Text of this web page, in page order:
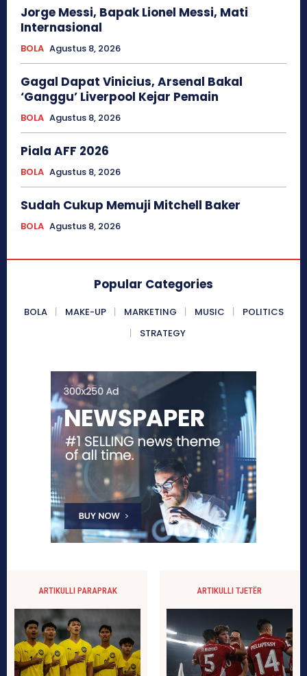
Jorge Messi, Bapak Lionel Messi, Mati
Internasional
BOLA Agustus 8, 2026
Gagal Dapat Vinicius, Arsenal Bakal
‘Ganggu’ Liverpool Kejar Pemain
BOLA Agustus 8, 2026
Piala AFF 2026
BOLA Agustus 8, 2026
Sudah Cukup Memuji Mitchell Baker
BOLA Agustus 8, 2026
Popular Categories
BOLA MAKE-UP MARKETING MUSIC
POLITICS
STRATEGY
ARTIKULLI PARAPRAK ARTIKULLI TJETËR